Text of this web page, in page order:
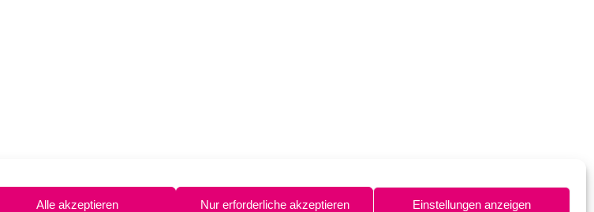
Alle akzeptieren Nur erforderliche akzeptieren Einstellungen anzeigen